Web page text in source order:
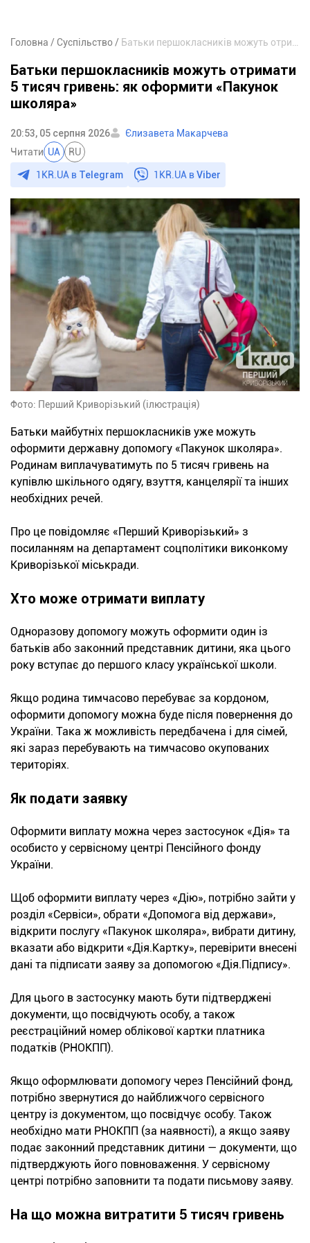
Головна Суспільство
Батьки першокласників можуть отримати
5 тисяч гривень: як оформити «Пакунок
школяра»
20:53, 05 серпня 2026
Єлизавета Макарчева
Читати UA RU
1KR.UA в Telegram 1KR.UA вViber
Фото: Перший Криворізький (ілюстрація)
Батьки майбутніх першокласників уже можуть
оформити державну допомогу «Пакунок школяра».
Родинам виплачуватимуть по 5 тисяч гривень на
купівлю шкільного одягу, взуття, канцелярії та інших
необхідних речей.
Про це повідомляє «Перший Криворізький» з
посиланням на департамент соцполітики виконкому
Криворізької міськради.
Хто може отримати виплату
Одноразову допомогу можуть оформити один із
батьків або законний представник дитини, яка цього
року вступає до першого класу української школи.
Якщо родина тимчасово перебуває за кордоном,
оформити допомогу можна буде після повернення до
України. Така ж можливість передбачена і для сімей,
які зараз перебувають на тимчасово окупованих
територіях.
Як подати заявку
Оформити виплату можна через застосунок «Дія» та
особисто у сервісному центрі Пенсійного фонду
України.
Щоб оформити виплату через «Дію», потрібно зайти у
розділ «Сервіси», обрати «Допомога від держави»,
відкрити послугу «Пакунок школяра», вибрати дитину,
вказати або відкрити «Дія.Картку», перевірити внесені
дані та підписати заяву за допомогою «Дія.Підпису».
Для цього в застосунку мають бути підтверджені
документи, що посвідчують особу, а також
реєстраційний номер облікової картки платника
податків (РНОКПП).
Якщо оформлювати допомогу через Пенсійний фонд,
потрібно звернутися до найближчого сервісного
центру із документом, що посвідчує особу. Також
необхідно мати РНОКПП (за наявності), а якщо заяву
подає законний представник дитини — документи, що
підтверджують його повноваження. У сервісному
центрі потрібно заповнити та подати письмову заяву.
На що можна витратити 5 тисяч гривень